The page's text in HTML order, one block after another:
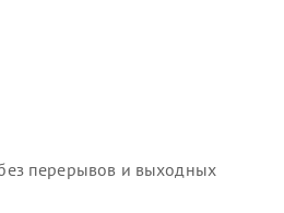
перерывов и выходных